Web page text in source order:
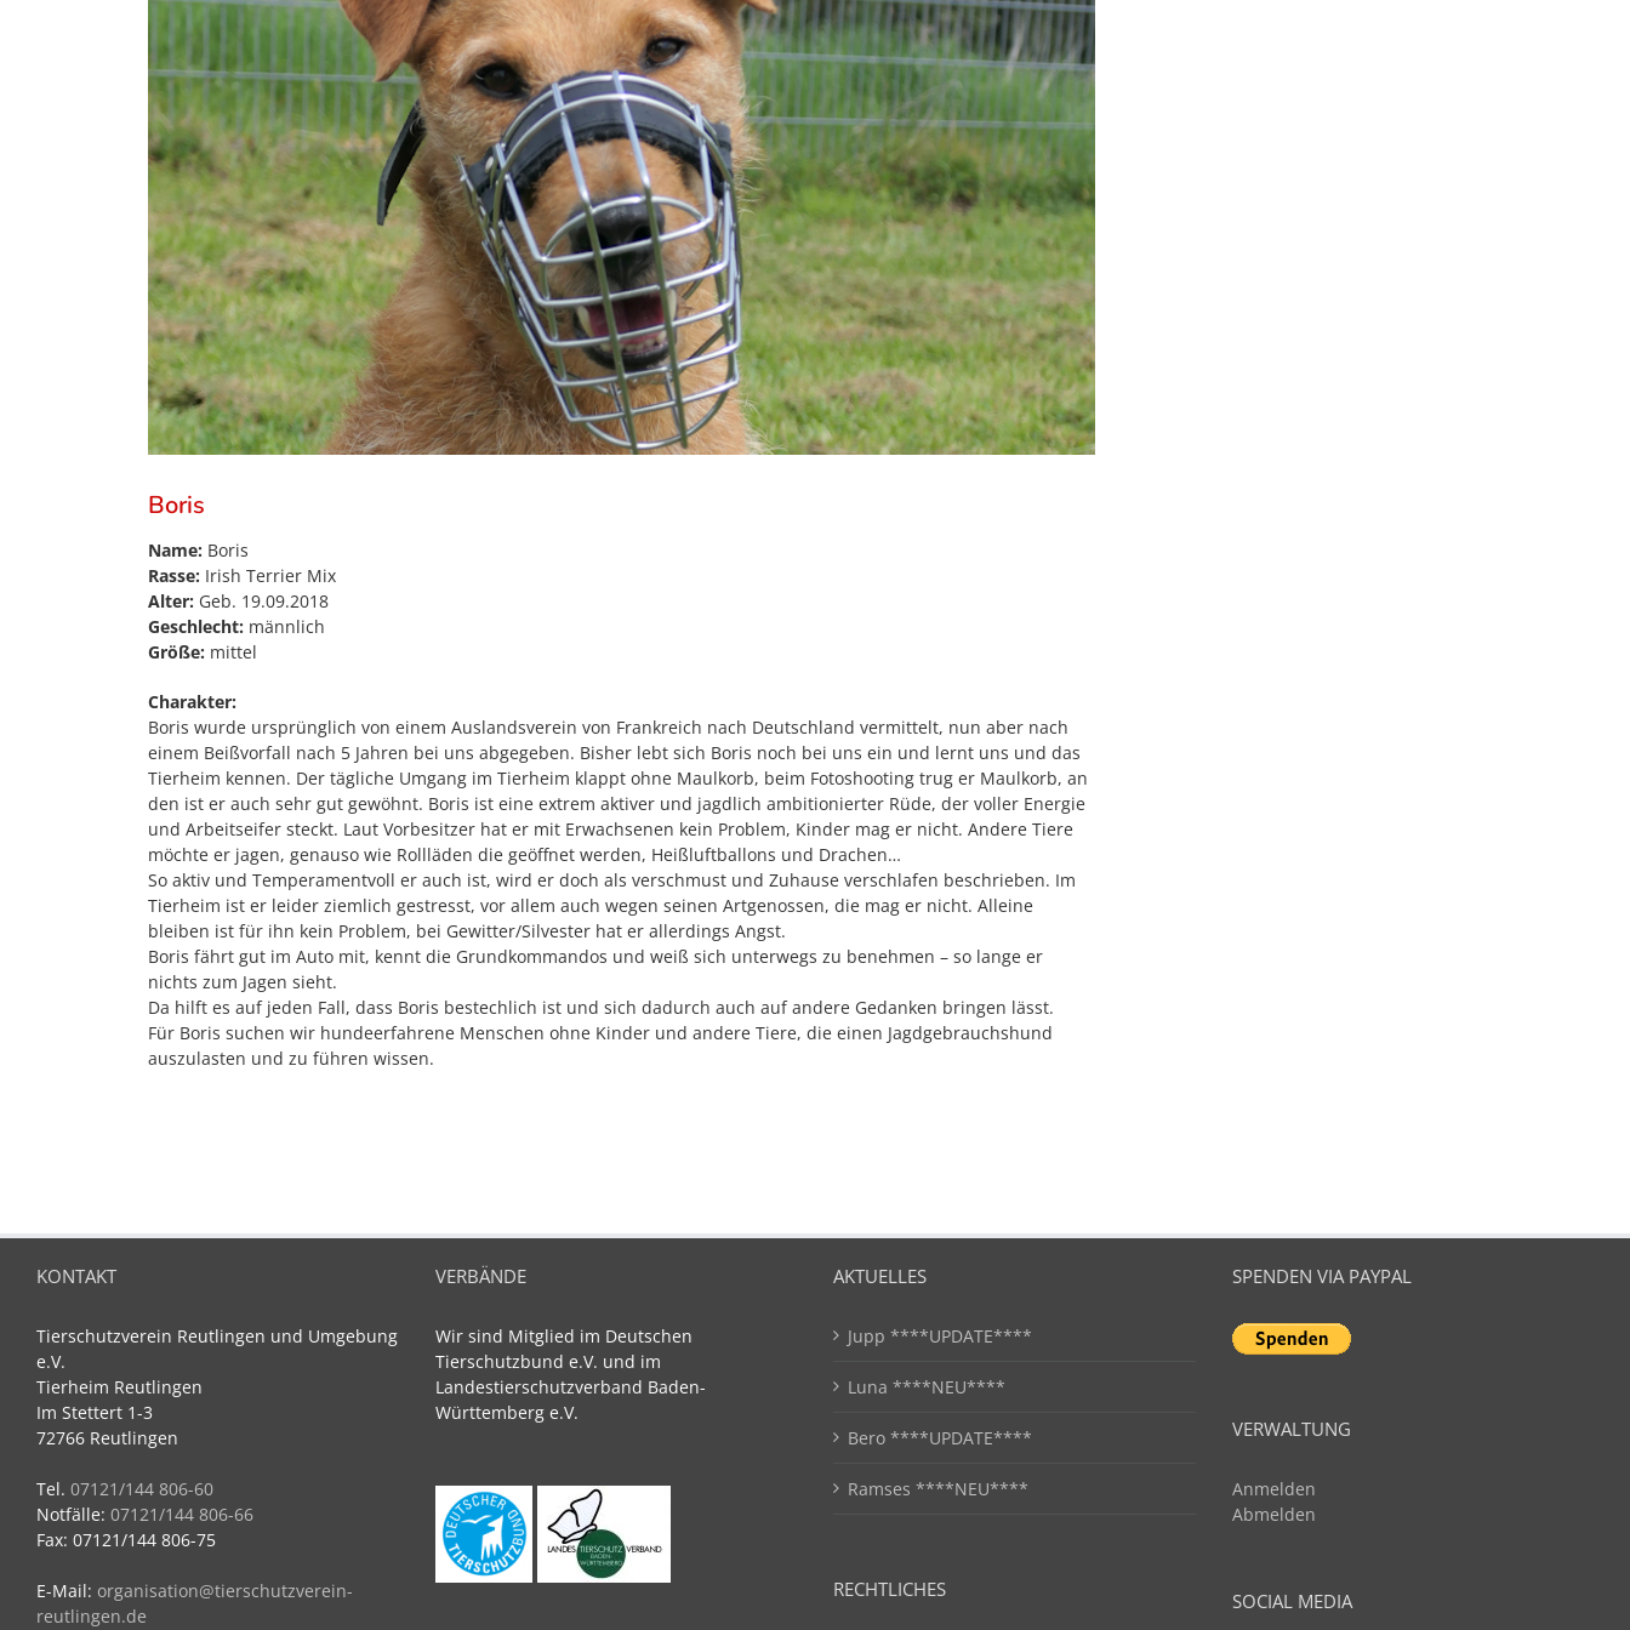
Boris
Name: Boris
Rasse: Irish Terrier Mix
Alter: Geb. 19.09.2018
Geschlecht: männlich
Größe: mittel
Charakter:
Boris wurde ursprünglich von einem Auslandsverein von Frankreich nach Deutschland vermittelt, nun aber nach
einem Beißvorfall nach 5 Jahren bei uns abgegeben. Bisher lebt sich Boris noch bei uns ein und lernt uns und das
Tierheim kennen. Der tägliche Umgang im Tierheim klappt ohne Maulkorb, beim Fotoshooting trug er Maulkorb, an
den ist er auch sehr gut gewöhnt. Boris ist eine extrem aktiver und jagdlich ambitionierter Rüde, der voller Energie
und Arbeitseifer steckt. Laut Vorbesitzer hat er mit Erwachsenen kein Problem, Kinder mag er nicht. Andere Tiere
möchte er jagen, genauso wie Rollläden die geöffnet werden, Heißluftballons und Drachen…
So aktiv und Temperamentvoll er auch ist, wird er doch als verschmust und Zuhause verschlafen beschrieben. Im
Tierheim ist er leider ziemlich gestresst, vor allem auch wegen seinen Artgenossen, die mag er nicht. Alleine
bleiben ist für ihn kein Problem, bei Gewitter/Silvester hat er allerdings Angst.
Boris fährt gut im Auto mit, kennt die Grundkommandos und weiß sich unterwegs zu benehmen – so lange er
nichts zum Jagen sieht.
Da hilft es auf jeden Fall, dass Boris bestechlich ist und sich dadurch auch auf andere Gedanken bringen lässt.
Für Boris suchen wir hundeerfahrene Menschen ohne Kinder und andere Tiere, die einen Jagdgebrauchshund
auszulasten und zu führen wissen.
KONTAKT
Tierschutzverein Reutlingen und Umgebung
e.V.
Tierheim Reutlingen
Im Stettert 1-3
72766 Reutlingen
Tel. 07121/144 806-60
Notfälle: 07121/144 806-66
Fax: 07121/144 806-75
E-Mail: organisation@tierschutzverein-
reutlingen.de
VERBÄNDE
Wir sind Mitglied im Deutschen
Tierschutzbund e.V. und im
Landestierschutzverband Baden-
Württemberg e.V.
AKTUELLES
Jupp ****UPDATE****
Luna ****NEU****
Bero ****UPDATE****
Ramses ****NEU****
RECHTLICHES
SPENDEN VIA PAYPAL
VERWALTUNG
Anmelden
Abmelden
SOCIAL MEDIA